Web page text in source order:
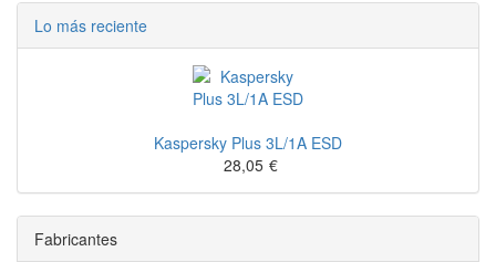
Lo más reciente
Kaspersky Plus 3L/1A ESD
28,05 €
Fabricantes